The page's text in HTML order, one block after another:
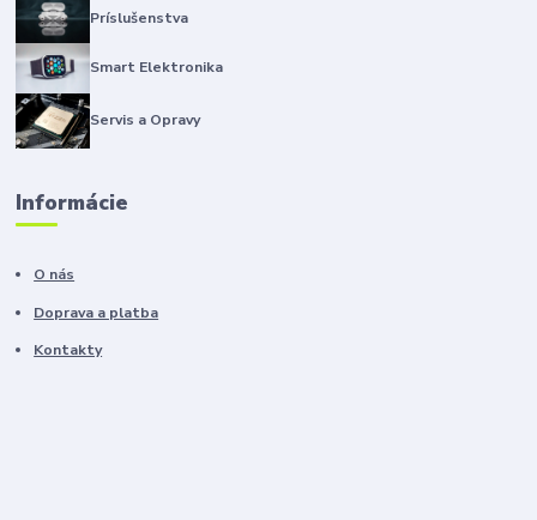
Príslušenstva
Smart Elektronika
Servis a Opravy
Informácie
O nás
Doprava a platba
Kontakty